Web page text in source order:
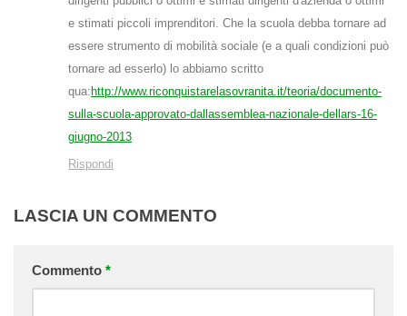
e stimati piccoli imprenditori. Che la scuola debba tornare ad
essere strumento di mobilità sociale (e a quali condizioni può
tornare ad esserlo) lo abbiamo scritto
qua:http://www.riconquistarelasovranita.it/teoria/documento-
sulla-scuola-approvato-dallassemblea-nazionale-dellars-16-
giugno-2013
Rispondi
LASCIA UN COMMENTO
Commento *